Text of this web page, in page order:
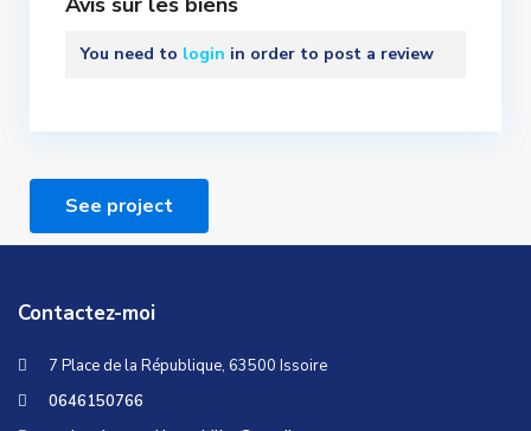
You need to login in order to post a review
See project
Contactez-moi
7 Place de la République, 63500 Issoire
0646150766